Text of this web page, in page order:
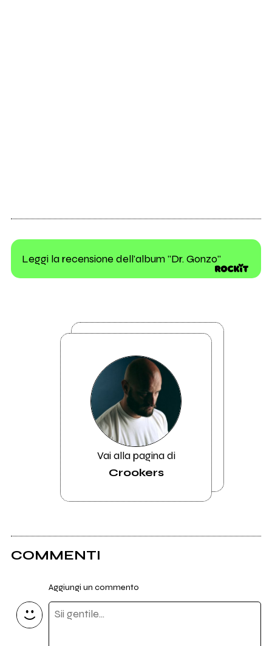
Leggi la recensione dell'album "Dr. Gonzo"
Vai alla pagina di
Crookers
COMMENTI
Aggiungi un commento